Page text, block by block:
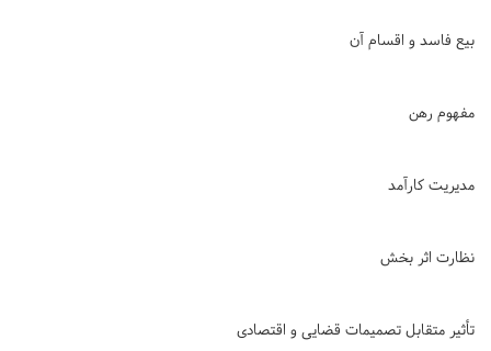
بیع فاسد و اقسام آن
مفهوم رهن
مدیریت کارآمد
نظارت اثر بخش
تأثیر متقابل تصمیمات قضایی و اقتصادی